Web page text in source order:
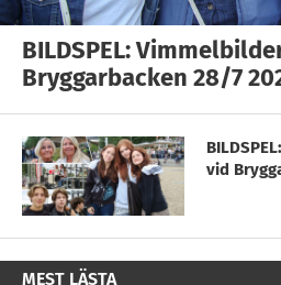
BILDSPEL:
Bryggarbacken 28/7
vid
MEST LÄSTA